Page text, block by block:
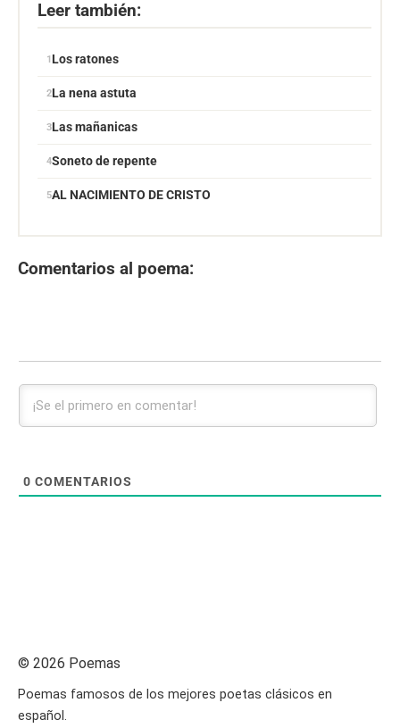
Leer también:
Los ratones
La nena astuta
Las mañanicas
Soneto de repente
AL NACIMIENTO DE CRISTO
Comentarios al poema:
0 COMENTARIOS
© 2026 Poemas
Poemas famosos de los mejores poetas clásicos en
español.